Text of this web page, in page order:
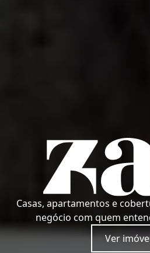
Casas, apartamentos e
negócio com quem
Ver